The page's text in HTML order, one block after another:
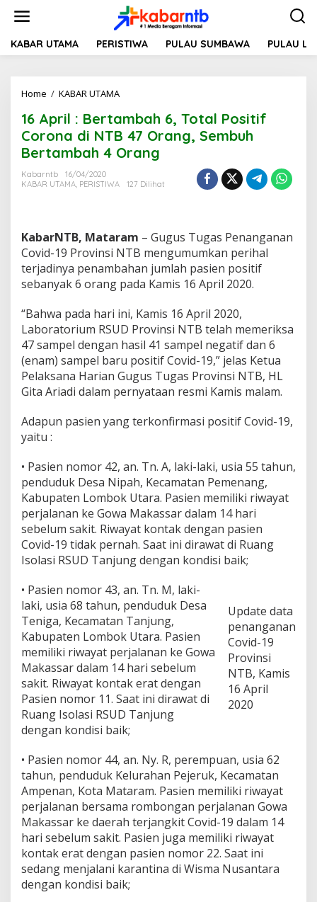
t
KABAR UTAMA PERISTIWA PULAU SUMBAWA PULAU
Home / KABAR UTAMA
A
p
r
i
t
a
m
b
a
6
,
T
o
t
a
P
s
C
o
r
o
n
a
d
N
T
B
4
7
O
r
a
n
g
,
S
m
b
u
h
B
e
t
a
m
b
16 April : Bertambah 6, Total Positif
Corona di NTB 47 Orang, Sembuh
Bertambah 4 Orang
Kabarntb
16/04/2020
KABAR UTAMA, PERISTIWA 127 Dilihat
KabarNTB, Mataram – Gugus Tugas Penanganan
Covid-19 Provinsi NTB mengumumkan perihal
terjadinya penambahan jumlah pasien positif
sebanyak 6 orang pada Kamis 16 April 2020.
“Bahwa pada hari ini, Kamis 16 April 2020,
Laboratorium RSUD Provinsi NTB telah memeriksa
47 sampel dengan hasil 41 sampel negatif dan 6
(enam) sampel baru positif Covid-19,” jelas Ketua
Pelaksana Harian Gugus Tugas Provinsi NTB, HL
Gita Ariadi dalam pernyataan resmi Kamis malam.
Adapun pasien yang terkonfirmasi positif Covid-19,
yaitu :
• Pasien nomor 42, an. Tn. A, laki-laki, usia 55 tahun,
penduduk Desa Nipah, Kecamatan Pemenang,
Kabupaten Lombok Utara. Pasien memiliki riwayat
perjalanan ke Gowa Makassar dalam 14 hari
sebelum sakit. Riwayat kontak dengan pasien
Covid-19 tidak pernah. Saat ini dirawat di Ruang
Isolasi RSUD Tanjung dengan kondisi baik;
Update data
penanganan
Covid-19
Provinsi
NTB, Kamis
16 April
2020
• Pasien nomor 43, an. Tn. M, laki-
laki, usia 68 tahun, penduduk Desa
Teniga, Kecamatan Tanjung,
Kabupaten Lombok Utara. Pasien
memiliki riwayat perjalanan ke Gowa
Makassar dalam 14 hari sebelum
sakit. Riwayat kontak erat dengan
Pasien nomor 11. Saat ini dirawat di
Ruang Isolasi RSUD Tanjung
dengan kondisi baik;
• Pasien nomor 44, an. Ny. R, perempuan, usia 62
tahun, penduduk Kelurahan Pejeruk, Kecamatan
Ampenan, Kota Mataram. Pasien memiliki riwayat
perjalanan bersama rombongan perjalanan Gowa
Makassar ke daerah terjangkit Covid-19 dalam 14
hari sebelum sakit. Pasien juga memiliki riwayat
kontak erat dengan pasien nomor 22. Saat ini
sedang menjalani karantina di Wisma Nusantara
dengan kondisi baik;